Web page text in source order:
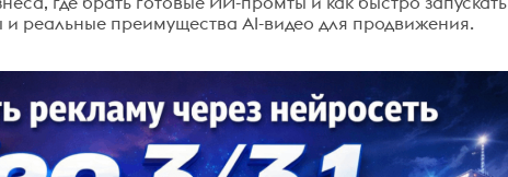
реальные преимущества AI-видео для продвижения.